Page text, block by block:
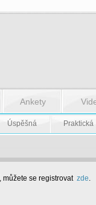
Ankety
Úspěšná Praktická
můžete se registrovat zde.